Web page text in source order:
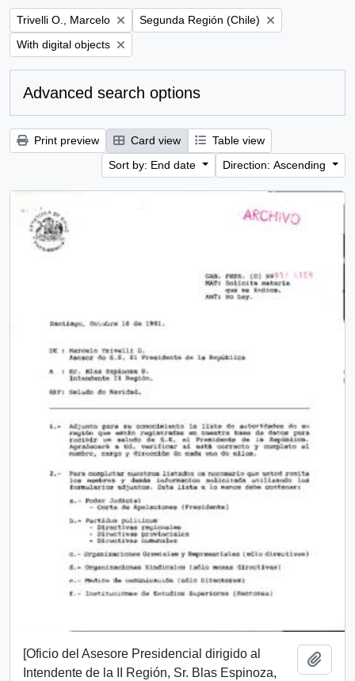
Remove filter:
Trivelli O., Marcelo Remove filter:
Segunda Región (Chile)
Remove filter:
With digital objects
Advanced search options
Print preview Card view
Table view
Sort by: End date
Direction: Ascending
[Oficio del Asesore Presidencial dirigido al
Intendente de la II Región, Sr. Blas Espinoza,